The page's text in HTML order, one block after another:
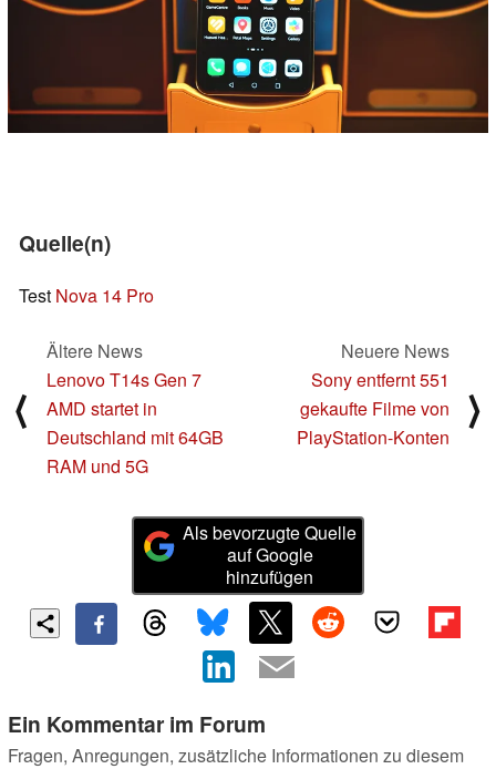
Quelle(n)
Test Nova 14 Pro
⟨
Ältere News
Lenovo T14s Gen 7
AMD startet in
Deutschland mit 64GB
RAM und 5G
Neuere News
Sony entfernt 551
gekaufte Filme von
PlayStation-Konten
⟩
Als bevorzugte Quelle
auf Google
hinzufügen
Ein Kommentar im Forum
Fragen, Anregungen, zusätzliche Informationen zu diesem